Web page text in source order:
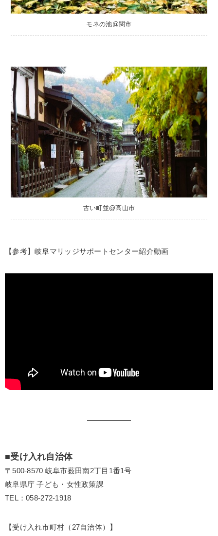
モネの池@関市
古い町並@高山市
【参考】岐阜マリッジサポートセンター紹介動画
■受け入れ自治体
〒500-8570 岐阜市薮田南2丁目1番1号
岐阜県庁 子ども・女性政策課
TEL：058-272-1918
【受け入れ市町村（27自治体）】